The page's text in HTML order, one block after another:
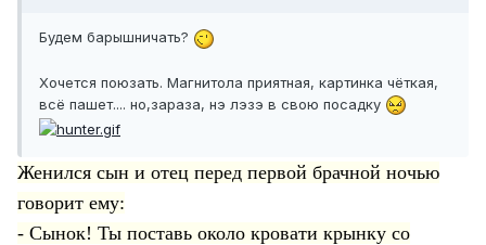
Будем барышничать?
Хочется поюзать. Магнитола приятная, картинка чёткая,
всё пашет.... но,зараза, нэ лэзэ в свою посадку
Женился сын и отец перед первой брачной ночью
говорит ему:
- Сынок! Ты поставь около кровати крынку со